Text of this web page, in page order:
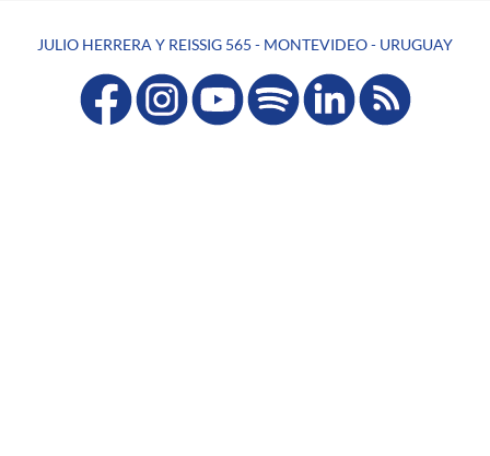
JULIO HERRERA Y REISSIG 565 - MONTEVIDEO - URUGUAY